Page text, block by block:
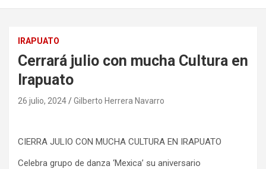
IRAPUATO
Cerrará julio con mucha Cultura en
Irapuato
26 julio, 2024 Gilberto Herrera Navarro
CIERRA JULIO CON MUCHA CULTURA EN IRAPUATO
Celebra grupo de danza ‘Mexica’ su aniversario